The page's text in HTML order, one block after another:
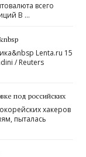
всего
В …
Lenta.ru 15
/ Reuters
под российских
хакеров
пыталась